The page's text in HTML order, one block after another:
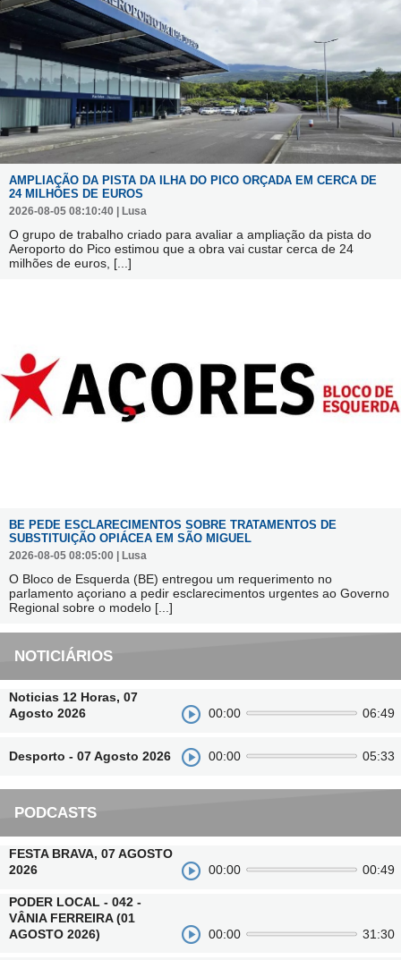
AMPLIAÇÃO DA PISTA DA ILHA DO PICO ORÇADA EM CERCA DE
24 MILHÕES DE EUROS
2026-08-05 08:10:40 | Lusa
O grupo de trabalho criado para avaliar a ampliação da pista do
Aeroporto do Pico estimou que a obra vai custar cerca de 24
milhões de euros, [...]
BE PEDE ESCLARECIMENTOS SOBRE TRATAMENTOS DE
SUBSTITUIÇÃO OPIÁCEA EM SÃO MIGUEL
2026-08-05 08:05:00 | Lusa
O Bloco de Esquerda (BE) entregou um requerimento no
parlamento açoriano a pedir esclarecimentos urgentes ao Governo
Regional sobre o modelo [...]
NOTICIÁRIOS
Noticias 12 Horas, 07
Agosto 2026
00:00 06:49
Desporto - 07 Agosto 2026 00:00 05:33
PODCASTS
FESTA BRAVA, 07 AGOSTO
2026
00:00 00:49
PODER LOCAL - 042 -
VÂNIA FERREIRA (01
AGOSTO 2026)
00:00 31:30